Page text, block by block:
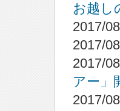
お越し
2017/
2017/
2017/
アー」
2017/